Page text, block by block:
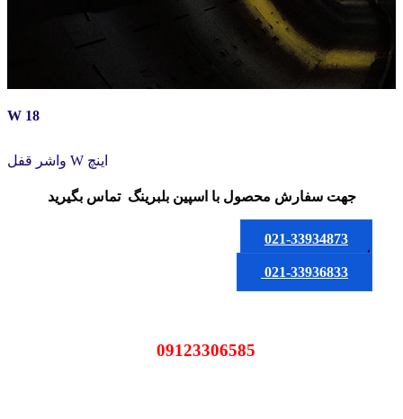
W 18
واشر قفل W اینچ
جهت سفارش محصولبا اسپین بلبرینگ تماس بگیرید
021-33934873
یا
021-33936833